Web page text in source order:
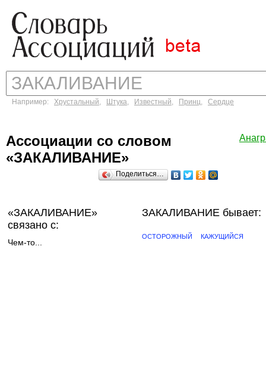
Например: Хрустальный, Штука, Известный, Принц, Сердце
Ассоциации со словом
«ЗАКАЛИВАНИЕ»
Поделиться…
«ЗАКАЛИВАНИЕ»
связано с:
Чем-то...
ЗАКАЛИВАНИЕ бывает:
ОСТОРОЖНЫЙ КАЖУЩИЙСЯ